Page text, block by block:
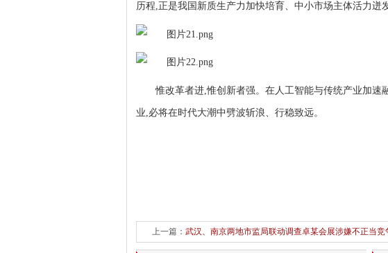
历程,正是我国新质生产力加快培育、中小市场主体活力迸
惟改革者进,惟创新者强。在人工智能与传统产业加
业,必将在时代大潮中劈波斩浪、行稳致远。
上一篇： 武汉、南京两地市监局联动调查卓某会展涉嫌不正当竞